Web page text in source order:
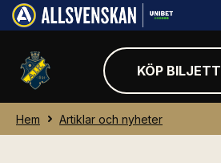
KÖP BILJETT
Hem Artiklar och nyheter